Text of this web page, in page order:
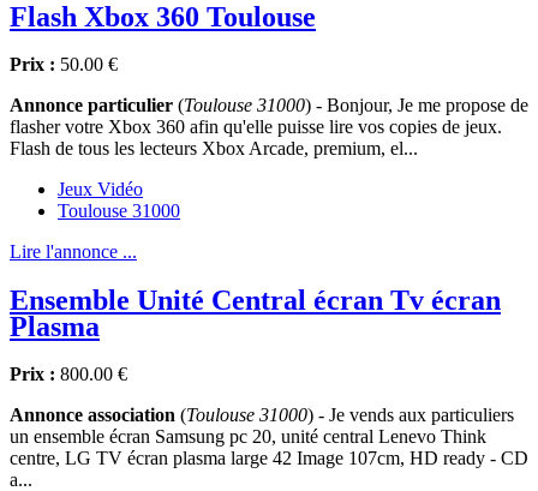
Flash Xbox 360 Toulouse
Prix : 50.00 €
Annonce particulier (Toulouse 31000) - Bonjour, Je me propose de
flasher votre Xbox 360 afin qu'elle puisse lire vos copies de jeux.
Flash de tous les lecteurs Xbox Arcade, premium, el...
Jeux Vidéo
Toulouse 31000
Lire l'annonce ...
Ensemble Unité Central écran Tv écran
Plasma
Prix : 800.00 €
Annonce association (Toulouse 31000) - Je vends aux particuliers
un ensemble écran Samsung pc 20, unité central Lenevo Think
centre, LG TV écran plasma large 42 Image 107cm, HD ready - CD
a...